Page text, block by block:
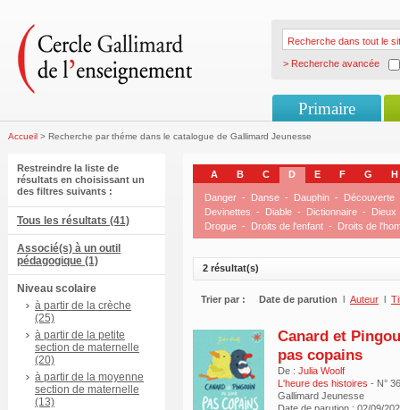
> Recherche avancée
Primaire
Accueil > Recherche par théme dans le catalogue de Gallimard Jeunesse
Restreindre la liste de
résultats en choisissant un
des filtres suivants :
Tous les résultats (41)
Associé(s) à un outil
pédagogique (1)
Niveau scolaire
à partir de la crèche
(25)
à partir de la petite
section de maternelle
(20)
à partir de la moyenne
section de maternelle
(13)
A B C D E F G H
Danger - Danse - Dauphin -
Découverte
Devinettes - Diable - Dictionnaire -
Dieux
Drogue - Droits de l'enfant - Droits de
2 résultat(s)
Trier par : Date de parution l Auteur l
Canard et
pas copains
De : Julia Woolf
L'heure des histoires - N° 36
Gallimard Jeunesse